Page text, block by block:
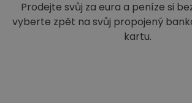
Prodejte svůj za eura a peníze si
vyberte zpět na svůj propojený
kartu.